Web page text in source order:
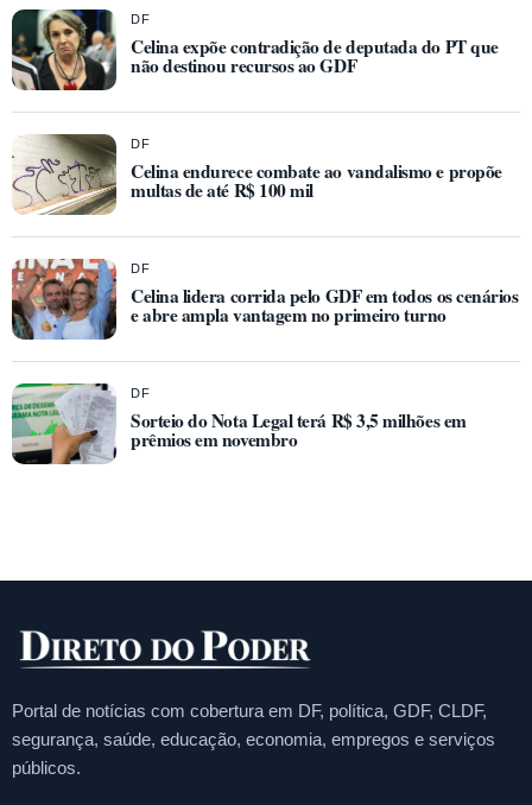
DF
Celina expõe contradição de deputada do PT que
não destinou recursos ao GDF
DF
Celina endurece combate ao vandalismo e propõe
multas de até R$ 100 mil
DF
Celina lidera corrida pelo GDF em todos os cenários
e abre ampla vantagem no primeiro turno
DF
Sorteio do Nota Legal terá R$ 3,5 milhões em
prêmios em novembro
Portal de notícias com cobertura em DF, política, GDF, CLDF,
segurança, saúde, educação, economia, empregos e serviços
públicos.